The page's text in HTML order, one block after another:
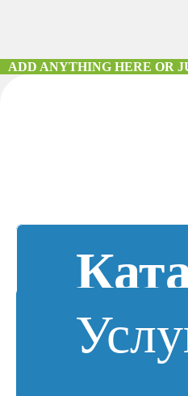
ADD ANYTHING HERE OR